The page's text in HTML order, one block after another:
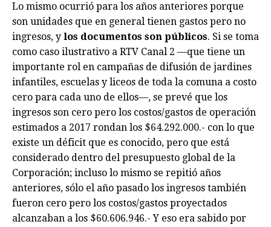
Lo mismo ocurrió para los años anteriores porque
son unidades que en general tienen gastos pero no
ingresos, y los documentos son públicos. Si se toma
como caso ilustrativo a RTV Canal 2 —que tiene un
importante rol en campañas de difusión de jardines
infantiles, escuelas y liceos de toda la comuna a costo
cero para cada uno de ellos—, se prevé que los
ingresos son cero pero los costos/gastos de operación
estimados a 2017 rondan los $64.292.000.- con lo que
existe un déficit que es conocido, pero que está
considerado dentro del presupuesto global de la
Corporación; incluso lo mismo se repitió años
anteriores, sólo el año pasado los ingresos también
fueron cero pero los costos/gastos proyectados
alcanzaban a los $60.606.946.- Y eso era sabido por